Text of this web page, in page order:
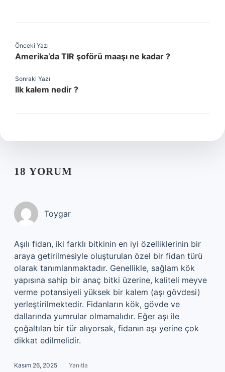
Önceki Yazı
Amerika’da TIR şoförü maaşı ne kadar ?
Sonraki Yazı
Ilk kalem nedir ?
18 YORUM
Toygar
Aşılı fidan, iki farklı bitkinin en iyi özelliklerinin bir
araya getirilmesiyle oluşturulan özel bir fidan türü
olarak tanımlanmaktadır. Genellikle, sağlam kök
yapısına sahip bir anaç bitki üzerine, kaliteli meyve
verme potansiyeli yüksek bir kalem (aşı gövdesi)
yerleştirilmektedir. Fidanların kök, gövde ve
dallarında yumrular olmamalıdır. Eğer aşı ile
çoğaltılan bir tür alıyorsak, fidanın aşı yerine çok
dikkat edilmelidir.
Kasım 26, 2025 Yanıtla